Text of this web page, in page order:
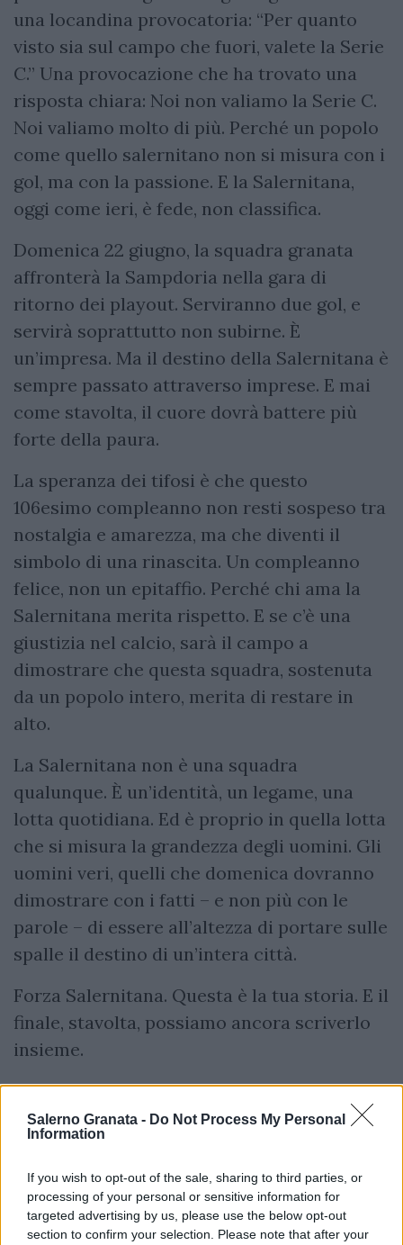
Salerno Granata - Do Not Process My Personal
Information
If you wish to opt-out of the sale, sharing to third parties, or
processing of your personal or sensitive information for
targeted advertising by us, please use the below opt-out
section to confirm your selection. Please note that after your
una locandina provocatoria: “Per quanto
visto sia sul campo che fuori, valete la Serie
C.” Una provocazione che ha trovato una
risposta chiara: Noi non valiamo la Serie C.
Noi valiamo molto di più. Perché un popolo
come quello salernitano non si misura con i
gol, ma con la passione. E la Salernitana,
oggi come ieri, è fede, non classifica.
Domenica 22 giugno, la squadra granata
affronterà la Sampdoria nella gara di
ritorno dei playout. Serviranno due gol, e
servirà soprattutto non subirne. È
un’impresa. Ma il destino della Salernitana è
sempre passato attraverso imprese. E mai
come stavolta, il cuore dovrà battere più
forte della paura.
La speranza dei tifosi è che questo
106esimo compleanno non resti sospeso tra
nostalgia e amarezza, ma che diventi il
simbolo di una rinascita. Un compleanno
felice, non un epitaffio. Perché chi ama la
Salernitana merita rispetto. E se c’è una
giustizia nel calcio, sarà il campo a
dimostrare che questa squadra, sostenuta
da un popolo intero, merita di restare in
alto.
La Salernitana non è una squadra
qualunque. È un’identità, un legame, una
lotta quotidiana. Ed è proprio in quella lotta
che si misura la grandezza degli uomini. Gli
uomini veri, quelli che domenica dovranno
dimostrare con i fatti – e non più con le
parole – di essere all’altezza di portare sulle
spalle il destino di un’intera città.
Forza Salernitana. Questa è la tua storia. E il
finale, stavolta, possiamo ancora scriverlo
insieme.